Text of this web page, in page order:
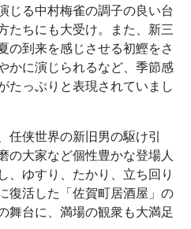
じる中村梅雀の調子の良い台
たちにも大受け。また、新三
の到来を感じさせる初鰹をさ
かに演じられるなど、季節感
たっぷりと表現されていまし
侠世界の新旧男の駆け引
の大家など個性豊かな登場人
、ゆすり、たかり、立ち回り
復活した「佐賀町居酒屋」の
舞台に、満場の観衆も大満足